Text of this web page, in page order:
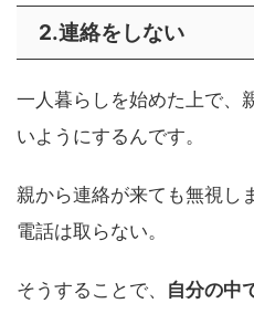
2.連絡をしない
一人暮らしを始めた上で、
いようにするんです。
親から連絡が来ても無視し
電話は取らない。
そうすることで、 自分の中